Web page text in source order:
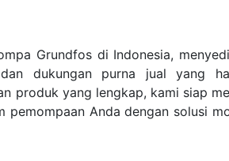
Grundfos di Indonesia,
dukungan purna jual yang
produk yang lengkap, kami siap
pemompaan Anda dengan solusi